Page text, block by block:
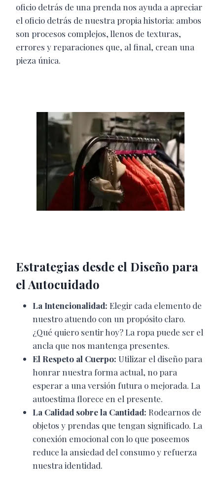
oficio detrás de una prenda nos ayuda a apreciar
el oficio detrás de nuestra propia historia: ambos
son procesos complejos, llenos de texturas,
errores y reparaciones que, al final, crean una
pieza única.
Estrategias desde el Diseño para
el Autocuidado
La Intencionalidad: Elegir cada elemento de
nuestro atuendo con un propósito claro.
¿Qué quiero sentir hoy? La ropa puede ser el
ancla que nos mantenga presentes.
El Respeto al Cuerpo: Utilizar el diseño para
honrar nuestra forma actual, no para
esperar a una versión futura o mejorada. La
autoestima florece en el presente.
La Calidad sobre la Cantidad: Rodearnos de
objetos y prendas que tengan significado. La
conexión emocional con lo que poseemos
reduce la ansiedad del consumo y refuerza
nuestra identidad.